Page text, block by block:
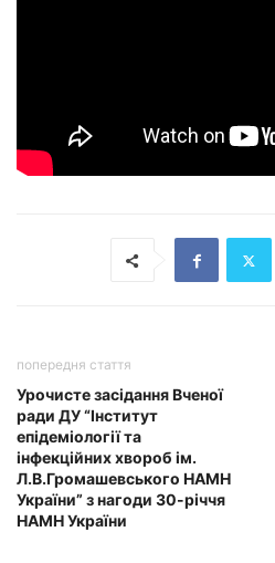
попередня стаття
Урочисте засідання Вченої
ради ДУ “Інститут
епідеміології та
інфекційних хвороб ім.
Л.В.Громашевського НАМН
України” з нагоди 30-річчя
НАМН України